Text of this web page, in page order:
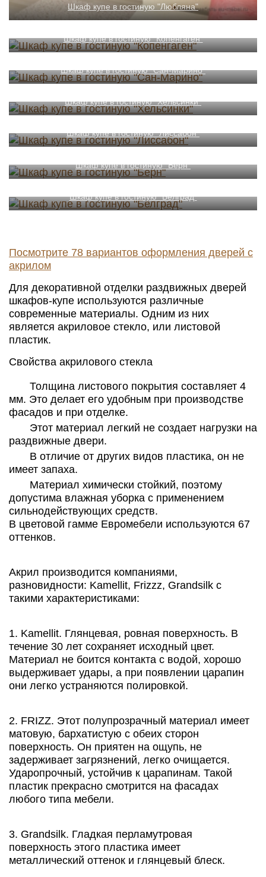
Шкаф купе в гостиную "Любляна"
Шкаф купе в гостиную "Копенгаген"
Шкаф купе в гостиную "Сан-Марино"
Шкаф купе в гостиную "Хельсинки"
Шкаф купе в гостиную "Лиссабон"
Шкаф купе в гостиную "Берн"
Шкаф купе в гостиную "Белград"
Посмотрите 78 вариантов оформления дверей с
акрилом
Для декоративной отделки раздвижных дверей
шкафов-купе используются различные
современные материалы. Одним из них
является акриловое стекло, или листовой
пластик.
Свойства акрилового стекла
Толщина листового покрытия составляет 4
мм. Это делает его удобным при производстве
фасадов и при отделке.
Этот материал легкий не создает нагрузки на
раздвижные двери.
В отличие от других видов пластика, он не
имеет запаха.
Материал химически стойкий, поэтому
допустима влажная уборка с применением
сильнодействующих средств.
В цветовой гамме Евромебели используются 67
оттенков.
Акрил производится компаниями,
разновидности: Kamellit, Frizzz, Grandsilk с
такими характеристиками:
1. Kamellit. Глянцевая, ровная поверхность. В
течение 30 лет сохраняет исходный цвет.
Материал не боится контакта с водой, хорошо
выдерживает удары, а при появлении царапин
они легко устраняются полировкой.
2. FRIZZ. Этот полупрозрачный материал имеет
матовую, бархатистую с обеих сторон
поверхность. Он приятен на ощупь, не
задерживает загрязнений, легко очищается.
Ударопрочный, устойчив к царапинам. Такой
пластик прекрасно смотрится на фасадах
любого типа мебели.
3. Grandsilk. Гладкая перламутровая
поверхность этого пластика имеет
металлический оттенок и глянцевый блеск.